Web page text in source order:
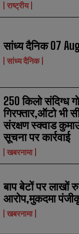
राष्ट्रीय
सांध्य दैनिक 07
सांध्य दैनिक
250 किलो संदिग्ध
गिरफ्तार,ऑटो भी
संरक्षण स्क्वाड
सूचना पर कार्रवाई
खबरनामा
बाप बेटों पर लाखों
आरोप,मुकदमा
खबरनामा